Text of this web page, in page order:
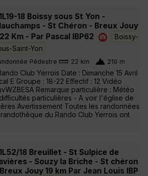
18 Boissy sous St Yon -
- St Chéron - Breux Jouy
Km - Par Pascal IBP62
Boissy-
Saint-Yon
Pédestre 22 km 210 m
Club Yerrois Date : Dimanche 15 Avril
E Groupe : 18-22 Effectif : 12 Vidéo
Remarque particulière : Météo
particulières - A voir l'église de
Avertissement Toutes les randonnées
du Rando Club Yerrois ont
18 Breuillet - St Sulpice de
- Souzy la Briche - St chéron
Jouy 19 km Par Jean Louis IBP